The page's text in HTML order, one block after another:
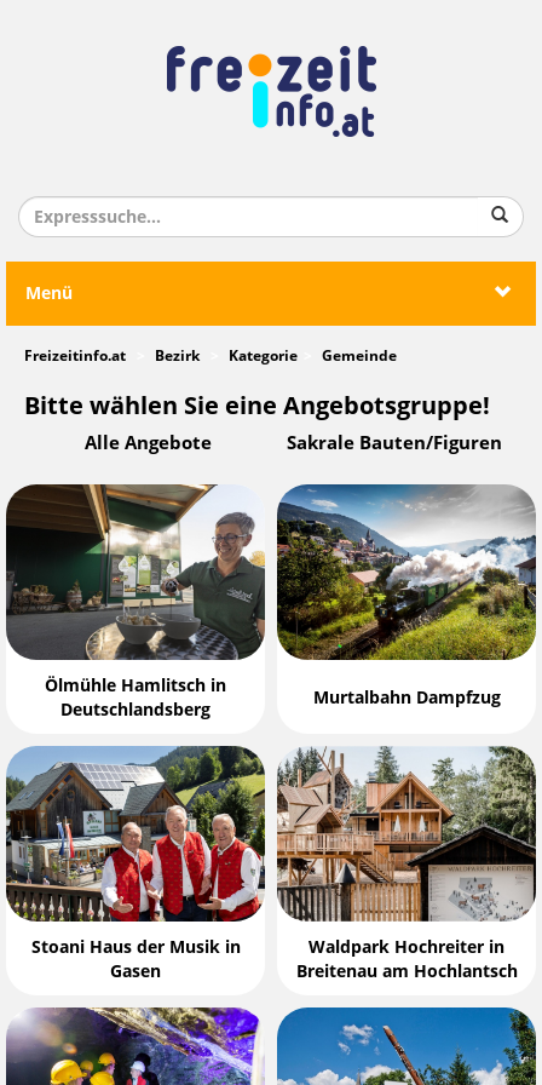
Menü
Freizeitinfo.at Bezirk Kategorie Gemeinde
Bitte wählen Sie eine Angebotsgruppe!
Alle Angebote Sakrale Bauten/Figuren
Ölmühle Hamlitsch in
Deutschlandsberg
Murtalbahn Dampfzug
Stoani Haus der Musik in
Gasen
Waldpark Hochreiter in
Breitenau am Hochlantsch